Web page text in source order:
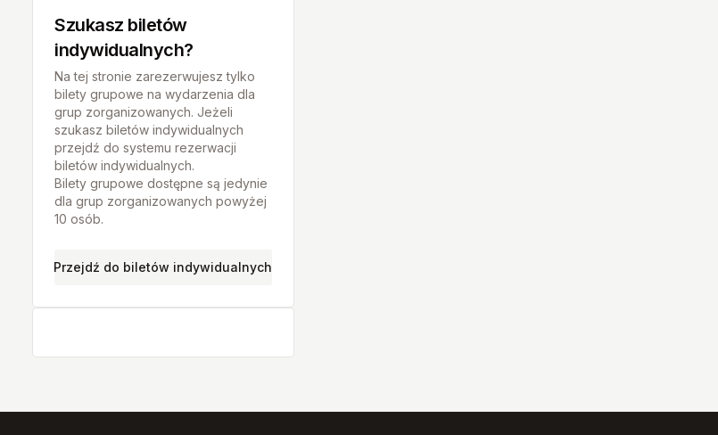
Kwidzyn
Lębork
Lublin
Łowicz
Olsztyn
Szukasz biletów
indywidualnych?
Na tej stronie zarezerwujesz tylko
bilety grupowe na wydarzenia dla
grup zorganizowanych. Jeżeli
szukasz biletów indywidualnych
przejdź do systemu rezerwacji
biletów indywidualnych.
Bilety grupowe dostępne są jedynie
dla grup zorganizowanych powyżej
10 osób.
Przejdź do biletów indywidualnych